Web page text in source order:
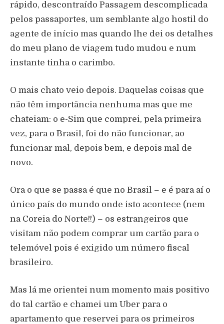
rápido, descontraído Passagem descomplicada
pelos passaportes, um semblante algo hostil do
agente de início mas quando lhe dei os detalhes
do meu plano de viagem tudo mudou e num
instante tinha o carimbo.
O mais chato veio depois. Daquelas coisas que
não têm importância nenhuma mas que me
chateiam: o e-Sim que comprei, pela primeira
vez, para o Brasil, foi do não funcionar, ao
funcionar mal, depois bem, e depois mal de
novo.
Ora o que se passa é que no Brasil – e é para aí o
único país do mundo onde isto acontece (nem
na Coreia do Norte!!) – os estrangeiros que
visitam não podem comprar um cartão para o
telemóvel pois é exigido um número fiscal
brasileiro.
Mas lá me orientei num momento mais positivo
do tal cartão e chamei um Uber para o
apartamento que reservei para os primeiros